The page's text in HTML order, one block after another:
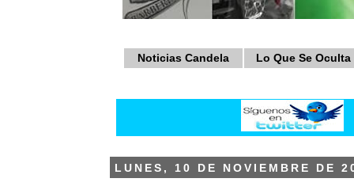
Noticias Candela Lo Que Se Oculta
LUNES, 10 DE NOVIEMBRE DE